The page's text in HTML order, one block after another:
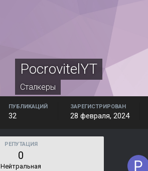
PocrovitelYT
Сталкеры
ПУБЛИКАЦИЙ
32
ЗАРЕГИСТРИРОВАН
28 февраля, 2024
РЕПУТАЦИЯ
0
Нейтральная